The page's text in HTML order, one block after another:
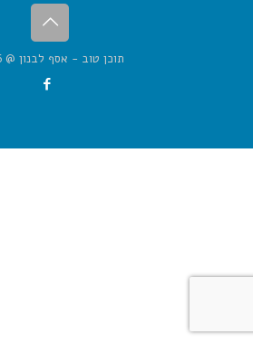
תוכן טוב - אסף לבנון @ 2026